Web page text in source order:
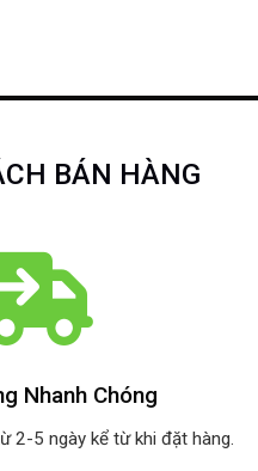
BÁN HÀNG
Nhanh Chóng
2-5 ngày kể từ khi đặt hàng.